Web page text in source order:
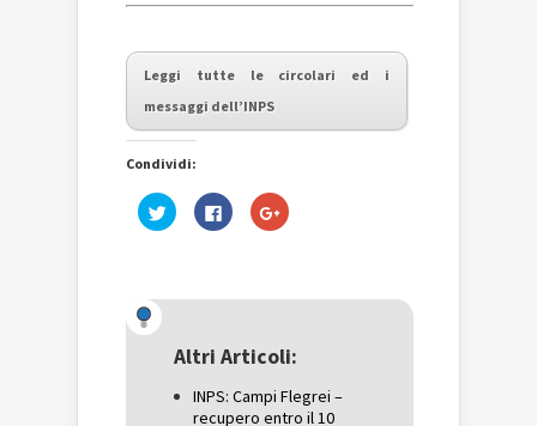
Leggi tutte le circolari ed i
messaggi dell’INPS
Condividi:
Fai
clic
una
nuova
Fai
clic
nuova
finestra)
Fai
clic
una
nuova
Altri Articoli:
INPS: Campi Flegrei –
recupero entro il 10